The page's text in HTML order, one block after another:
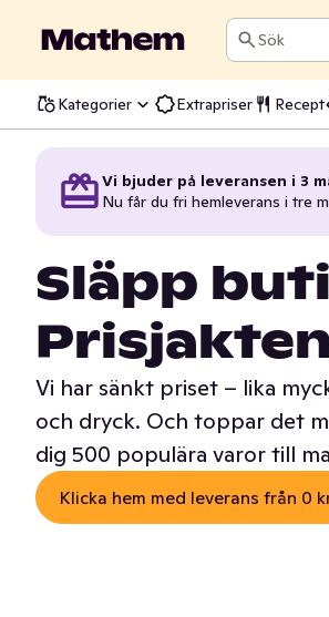
Sök
Kategorier Extrapriser Recept
Vi bjuder på leveransen i 3
Nu får du fri hemleverans i tre
Släpp
Vi har sänkt priset – lika
och dryck. Och toppar det
dig 500 populära varor till
Klicka hem med leverans från 0